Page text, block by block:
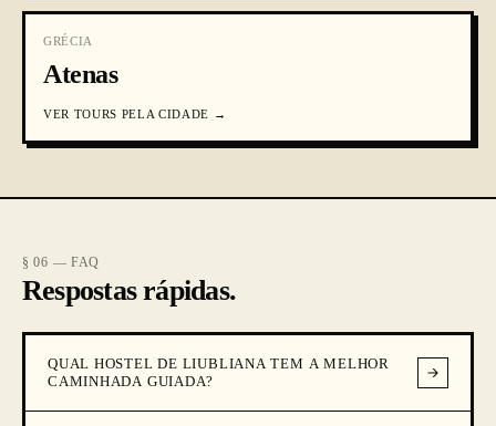
GRÉCIA
Atenas
VER TOURS PELA CIDADE →
§ 06 — FAQ
Respostas rápidas.
QUAL HOSTEL DE LIUBLIANA TEM A MELHOR
CAMINHADA GUIADA?